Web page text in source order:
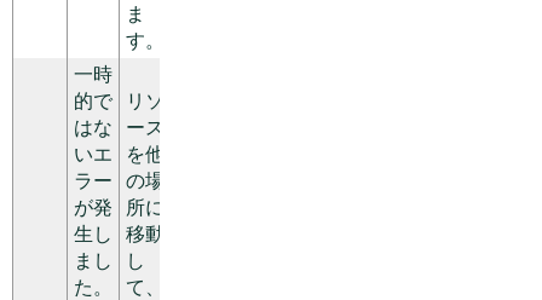
ま
す。
一時
的で
はな
いエ
ラー
が発
生し
まし
た。
リソ
ース
を他
の場
所に
移動
し
て、